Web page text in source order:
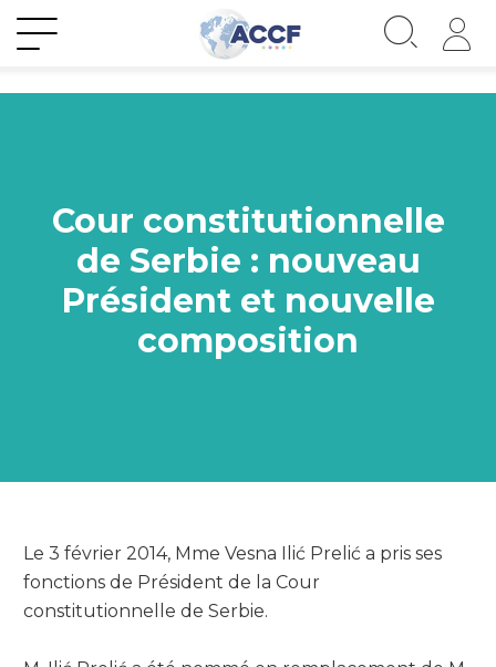
Cour constitutionnelle
de Serbie : nouveau
Président et nouvelle
composition
Le 3 février 2014, Mme Vesna Ilić Prelić a pris ses
fonctions de Président de la Cour
constitutionnelle de Serbie.